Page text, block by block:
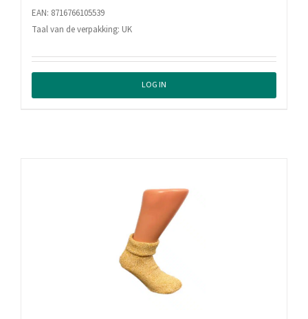
EAN: 8716766105539
Taal van de verpakking: UK
LOG IN